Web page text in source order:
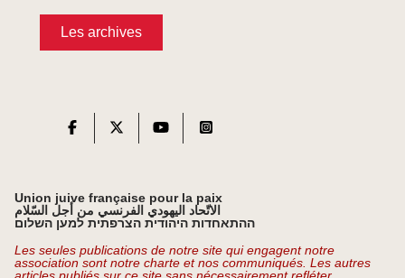
Les archives
Union juive française pour la paix
الاتّحاد اليهودي الفرنسي من أجل السّلام
ההתאחדות היהודית הצרפתית למען השלום
Les seules publications de notre site qui engagent notre
association sont notre charte et nos communiqués. Les autres